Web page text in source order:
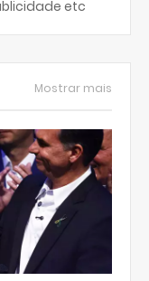
etc
Mostrar mais